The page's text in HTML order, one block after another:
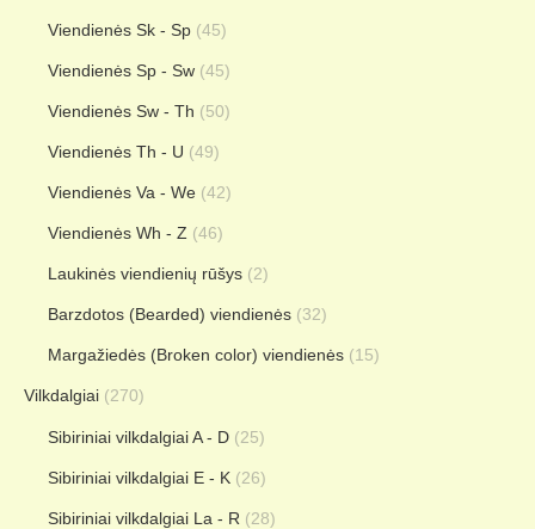
Viendienės Sk - Sp (45)
Viendienės Sp - Sw (45)
Viendienės Sw - Th (50)
Viendienės Th - U (49)
Viendienės Va - We (42)
Viendienės Wh - Z (46)
Laukinės viendienių rūšys (2)
Barzdotos (Bearded) viendienės (32)
Margažiedės (Broken color) viendienės (15)
Vilkdalgiai (270)
Sibiriniai vilkdalgiai A - D (25)
Sibiriniai vilkdalgiai E - K (26)
Sibiriniai vilkdalgiai La - R (28)